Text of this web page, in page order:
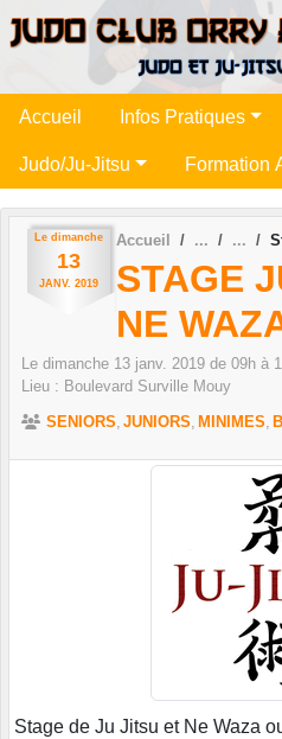
Accueil Infos Pratiques
Judo/Ju-Jitsu Formation
Le dimanche
13
JANV. 2019
Accueil
STAGE
NE
Le dimanche 13 janv. 2019 de 09h à
Lieu : Boulevard Surville Mouy
SENIORS JUNIORS MINIMES
Stage de Ju Jitsu et Ne Waza
Panneau de gestion des cookies